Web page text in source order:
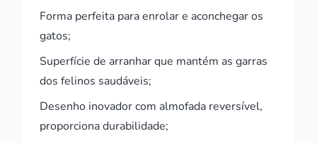
Forma perfeita para enrolar e aconchegar os
gatos;
Superfície de arranhar que mantém as garras
dos felinos saudáveis;
Desenho inovador com almofada reversível,
proporciona durabilidade;